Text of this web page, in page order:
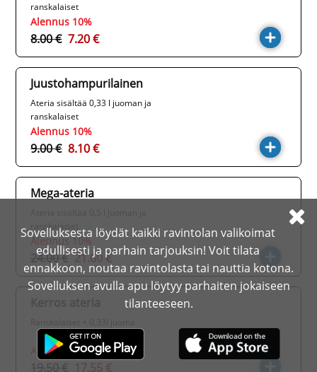
Sovelluksesta löydät kaikki ravintolan valikoimat
edullisesti ja parhain tarjouksin! Voit tilata
ennakkoon, noutaa ravintolasta tai nauttia kotona.
Sovelluksen avulla apu löytyy parhaiten jokaiseen
tilanteeseen.
ranskalaiset
Alennus 10%
8.00 € 7.20 €
Juustohampurilainen
Ateria sisältää 0,33 l juoman ja
ranskalaiset
Alennus 10%
9.00 € 8.10 €
Mega-ateria
ranskalaiset
Alennus 10%
24.00 € 21.60 €
Alennus 10%